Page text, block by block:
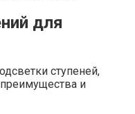
для
ступеней,
и